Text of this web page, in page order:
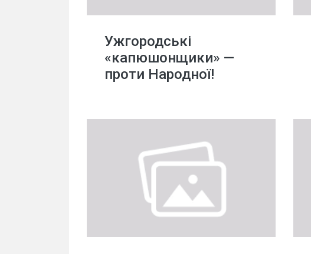
Ужгородські
«капюшонщики» —
проти Народної!